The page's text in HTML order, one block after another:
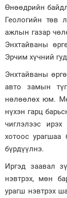
Өнөөдрийн
Геологийн төв
ажлын газар
Энхтайваны
Эрчим хүчний
Энхтайваны
авто замын
нөлөөлөх юм.
нүхэн гарц
чиглэлээс
хотоос урагшаа
бүрдүүлнэ.
Иргэд заавал
нэвтрэх, мөн
урагш нэвтрэх